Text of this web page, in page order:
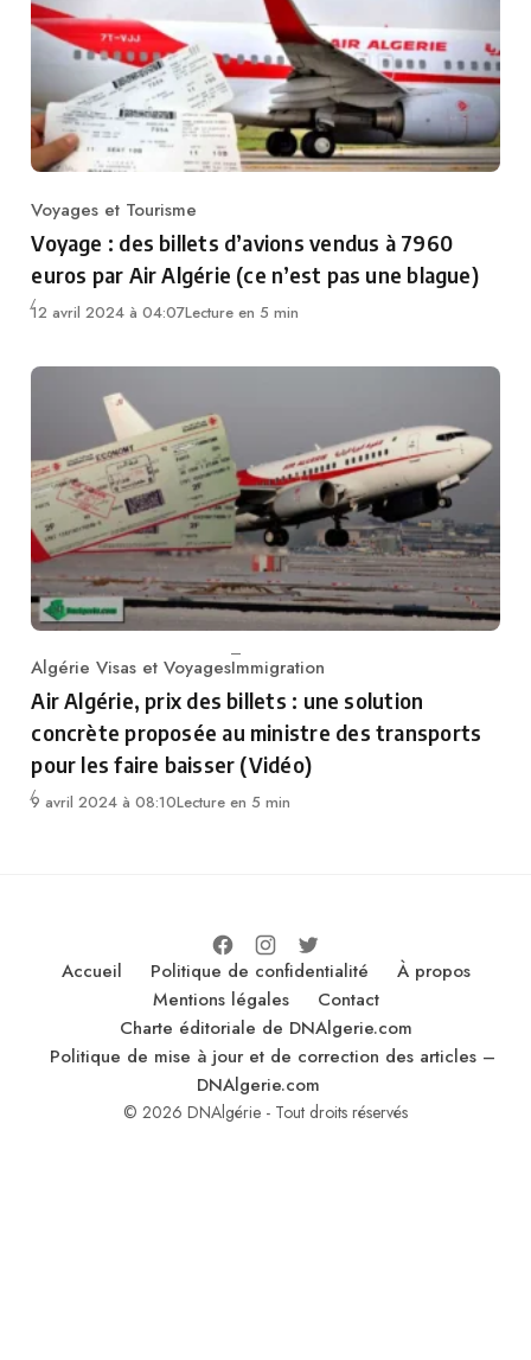
Category
Voyages et Tourisme
Voyage : des billets d’avions vendus à 7960
euros par Air Algérie (ce n’est pas une blague)
12 avril 2024 à 04:07Lecture en 5 min
Category
Algérie Visas et VoyagesImmigration
Air Algérie, prix des billets : une solution
concrète proposée au ministre des transports
pour les faire baisser (Vidéo)
9 avril 2024 à 08:10Lecture en 5 min
Accueil Politique de confidentialité
À propos
Mentions légales
Contact
Charte éditoriale de DNAlgerie.com
Politique de mise à jour et de correction des articles –
DNAlgerie.com
© 2026 DNAlgérie - Tout droits réservés